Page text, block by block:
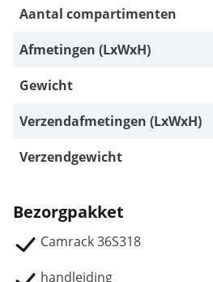
Aantal compartimenten
Afmetingen (LxWxH)
Gewicht
Verzendafmetingen (LxWxH)
Verzendgewicht
Bezorgpakket
Camrack 36S318
handleiding